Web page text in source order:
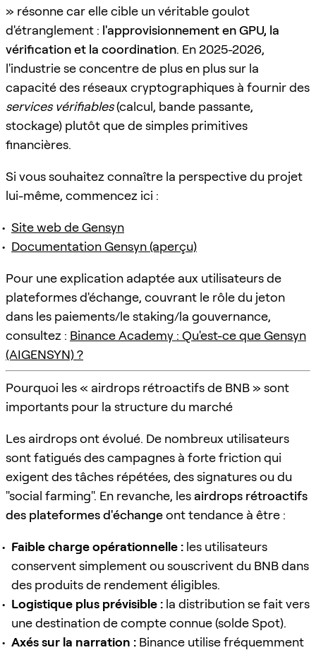
» résonne car elle cible un véritable goulot
d'étranglement : l'approvisionnement en GPU, la
vérification et la coordination. En 2025-2026,
l'industrie se concentre de plus en plus sur la
capacité des réseaux cryptographiques à fournir des
services vérifiables(calcul, bande passante,
stockage) plutôt que de simples primitives
financières.
Si vous souhaitez connaître la perspective du projet
lui-même, commencez ici :
Site web de Gensyn
Documentation Gensyn (aperçu)
Pour une explication adaptée aux utilisateurs de
plateformes d'échange, couvrant le rôle du jeton
dans les paiements/le staking/la gouvernance,
consultez : Binance Academy : Qu'est-ce que Gensyn
(AIGENSYN) ?
Pourquoi les « airdrops rétroactifs de BNB » sont
importants pour la structure du marché
Les airdrops ont évolué. De nombreux utilisateurs
sont fatigués des campagnes à forte friction qui
exigent des tâches répétées, des signatures ou du
"social farming". En revanche, lesairdrops rétroactifs
des plateformes d'échangeont tendance à être :
Faible charge opérationnelle : les utilisateurs
conservent simplement ou souscrivent du BNB dans
des produits de rendement éligibles.
Logistique plus prévisible : la distribution se fait vers
une destination de compte connue (solde Spot).
Axés sur la narration : Binance utilise fréquemment